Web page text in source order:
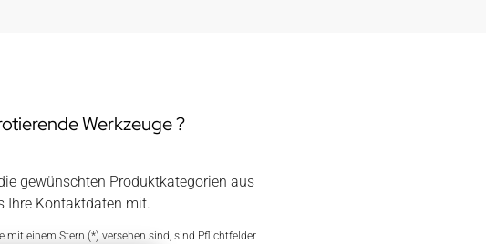
Werkzeuge ?
gewünschten Produktkategorien aus
Ihre Kontaktdaten mit.
mit einem Stern (*) versehen sind, sind Pflichtfelder.